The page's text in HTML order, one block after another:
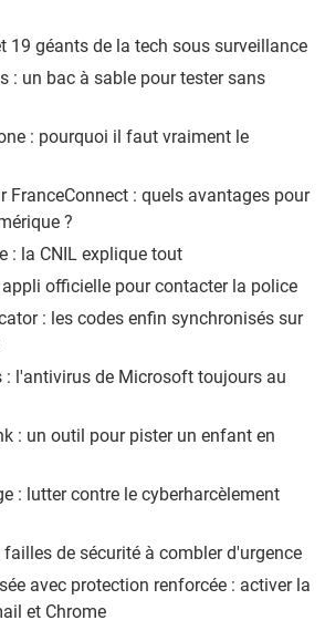
19 géants de la tech sous surveillance
: un bac à sable pour tester sans
: pourquoi il faut vraiment le
FranceConnect : quels avantages pour
?
: la CNIL explique tout
appli officielle pour contacter la police
: les codes enfin synchronisés sur
: l'antivirus de Microsoft toujours au
: un outil pour pister un enfant en
: lutter contre le cyberharcèlement
de sécurité à combler d'urgence
avec protection renforcée : activer la
et Chrome